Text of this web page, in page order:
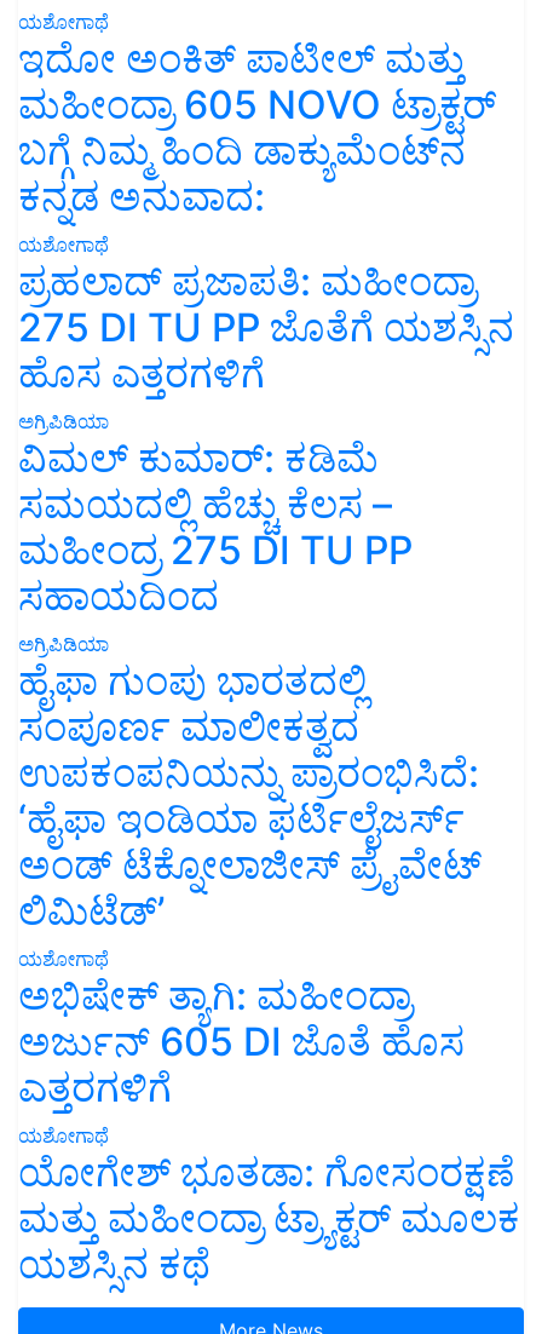
ಯಶೋಗಾಥೆ
ಇದೋ ಅಂಕಿತ್ ಪಾಟೀಲ್ ಮತ್ತು
ಮಹೀಂದ್ರಾ 605 NOVO ಟ್ರಾಕ್ಟರ್
ಬಗ್ಗೆ ನಿಮ್ಮ ಹಿಂದಿ ಡಾಕ್ಯುಮೆಂಟ್‌ನ
ಕನ್ನಡ ಅನುವಾದ:
ಯಶೋಗಾಥೆ
ಪ್ರಹಲಾದ್ ಪ್ರಜಾಪತಿ: ಮಹೀಂದ್ರಾ
275 DI TU PP ಜೊತೆಗೆ ಯಶಸ್ಸಿನ
ಹೊಸ ಎತ್ತರಗಳಿಗೆ
ಅಗ್ರಿಪಿಡಿಯಾ
ವಿಮಲ್ ಕುಮಾರ್: ಕಡಿಮೆ
ಸಮಯದಲ್ಲಿ ಹೆಚ್ಚು ಕೆಲಸ –
ಮಹೀಂದ್ರ 275 DI TU PP
ಸಹಾಯದಿಂದ
ಅಗ್ರಿಪಿಡಿಯಾ
ಹೈಫಾ ಗುಂಪು ಭಾರತದಲ್ಲಿ
ಸಂಪೂರ್ಣ ಮಾಲೀಕತ್ವದ
ಉಪಕಂಪನಿಯನ್ನು ಪ್ರಾರಂಭಿಸಿದೆ:
‘ಹೈಫಾ ಇಂಡಿಯಾ ಫರ್ಟಿಲೈಜರ್ಸ್
ಅಂಡ್ ಟೆಕ್ನೋಲಾಜೀಸ್ ಪ್ರೈವೇಟ್
ಲಿಮಿಟೆಡ್’
ಯಶೋಗಾಥೆ
ಅಭಿಷೇಕ್ ತ್ಯಾಗಿ: ಮಹೀಂದ್ರಾ
ಅರ್ಜುನ್ 605 DI ಜೊತೆ ಹೊಸ
ಎತ್ತರಗಳಿಗೆ
ಯಶೋಗಾಥೆ
ಯೋಗೇಶ್ ಭೂತಡಾ: ಗೋಸಂರಕ್ಷಣೆ
ಮತ್ತು ಮಹೀಂದ್ರಾ ಟ್ರ್ಯಾಕ್ಟರ್ ಮೂಲಕ
ಯಶಸ್ಸಿನ ಕಥೆ